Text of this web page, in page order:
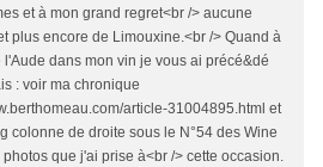
et à mon grand regret<br /> aucune
plus encore de Limouxine.<br /> Quand à
l'Aude dans mon vin je vous ai précé&dé
: voir ma chronique
article-31004895.html et
colonne de droite sous le N°54 des Wine
photos que j'ai prise à<br /> cette occasion.